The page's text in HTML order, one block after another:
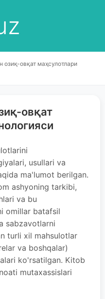
озиқ-овқат маҳсулотлари
овқат
usullari va
ma'lumot berilgan.
ashyoning tarkibi,
va bu
omillar batafsil
sabzavotlarni
turli xil mahsulotlar
va boshqalar)
ko'rsatilgan. Kitob
mutaxassislari